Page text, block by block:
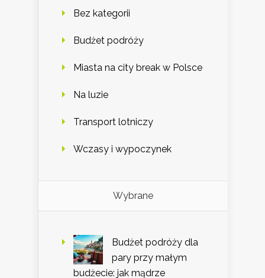
Bez kategorii
Budżet podróży
Miasta na city break w Polsce
Na luzie
Transport lotniczy
Wczasy i wypoczynek
Wybrane
Budżet podróży dla
pary przy małym
budżecie: jak mądrze